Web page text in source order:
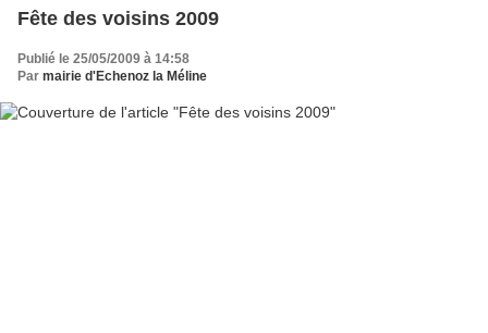
Fête des voisins 2009
Publié le 25/05/2009 à 14:58
Par mairie d'Echenoz la Méline